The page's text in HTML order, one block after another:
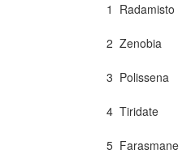
1 Radamisto
2 Zenobia
3 Polissena
4 Tiridate
5 Farasmane